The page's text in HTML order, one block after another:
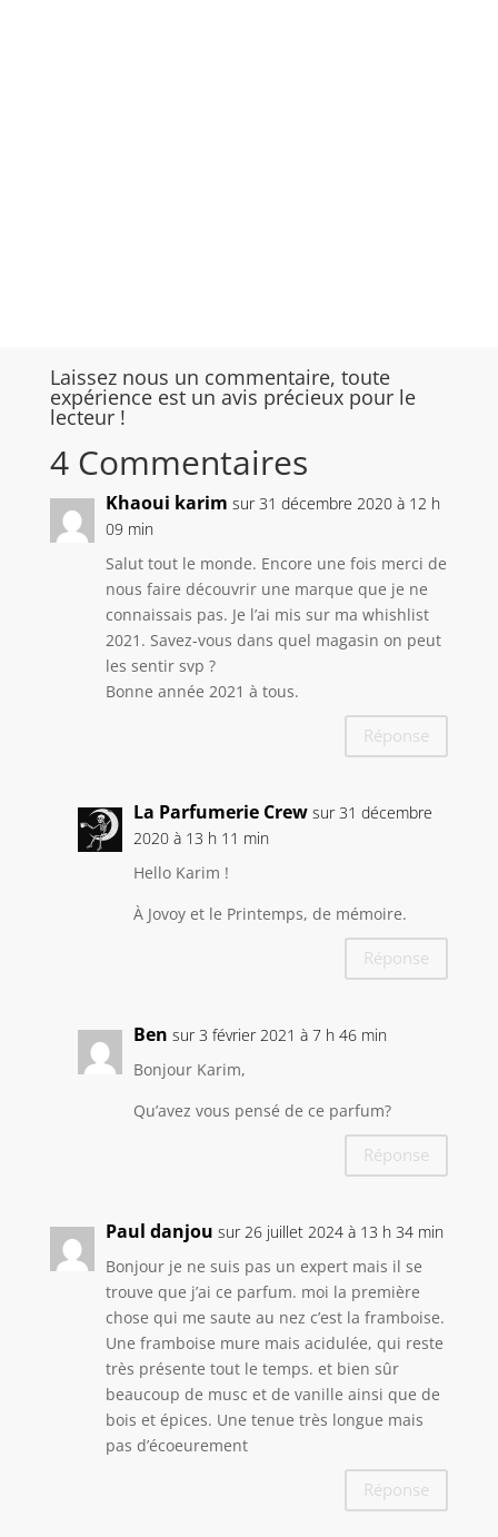
Laissez nous un commentaire, toute
expérience est un avis précieux pour le
lecteur !
4 Commentaires
Khaoui karim sur 31 décembre 2020 à 12 h
09 min
Salut tout le monde. Encore une fois merci de
nous faire découvrir une marque que je ne
connaissais pas. Je l’ai mis sur ma whishlist
2021. Savez-vous dans quel magasin on peut
les sentir svp ?
Bonne année 2021 à tous.
Réponse
La Parfumerie Crew sur 31 décembre
2020 à 13 h 11 min
Hello Karim !
À Jovoy et le Printemps, de mémoire.
Réponse
Ben sur 3 février 2021 à 7 h 46 min
Bonjour Karim,
Qu’avez vous pensé de ce parfum?
Réponse
Paul danjou sur 26 juillet 2024 à 13 h 34 min
Bonjour je ne suis pas un expert mais il se
trouve que j’ai ce parfum. moi la première
chose qui me saute au nez c’est la framboise.
Une framboise mure mais acidulée, qui reste
très présente tout le temps. et bien sûr
beaucoup de musc et de vanille ainsi que de
bois et épices. Une tenue très longue mais
pas d’écoeurement
Réponse